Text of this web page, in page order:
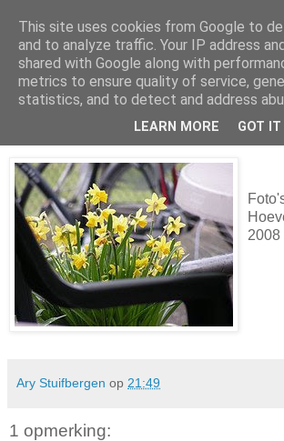
Ary's Blog
maandag 31 maart 2008
TSV Park Hoeven:
2008
Ary Stuifbergen op 21:49
1 opmerking:
This site uses cookies from Google to
and to analyze traffic. Your IP address
shared with Google along with
metrics to ensure quality of service,
statistics, and to detect and address
LEARN MORE GOT IT